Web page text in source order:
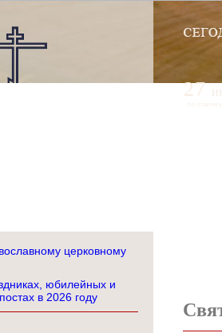
церковному
юбилейных и
в 2026 году
27
по